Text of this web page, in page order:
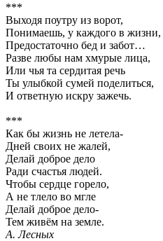
***
Выходя поутру из ворот,
Понимаешь, у каждого в жизни,
Предостаточно бед и забот…
Разве любы нам хмурые лица,
Или чья та сердитая речь
Ты улыбкой сумей поделиться,
И ответную искру зажечь.
***
Как бы жизнь не летела-
Дней своих не жалей,
Делай доброе дело
Ради счастья людей.
Чтобы сердце горело,
А не тлело во мгле
Делай доброе дело-
Тем живём на земле.
А. Лесных